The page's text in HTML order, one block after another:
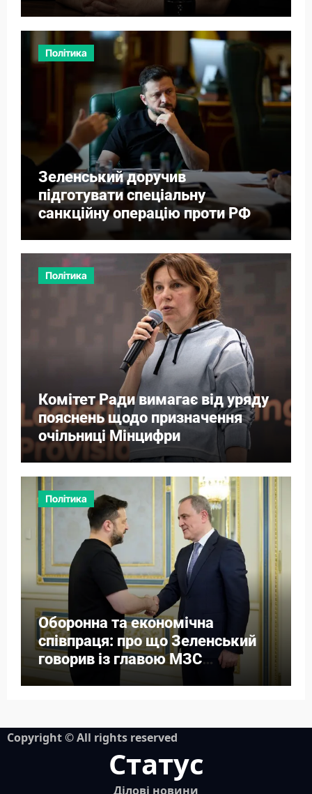
Політика
Зеленський доручив
підготувати спеціальну
санкційну операцію проти РФ
Політика
Комітет Ради вимагає від уряду
пояснень щодо призначення
очільниці Мінцифри
Політика
Оборонна та економічна
співпраця: про що Зеленський
говорив із главою МЗС
Азербайджану
Copyright © All rights reserved
Статус
Ділові новини